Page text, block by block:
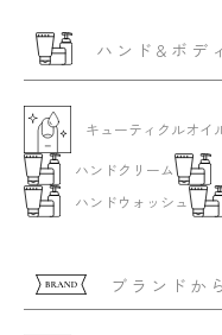
ハンド&ボデ
キューティクルオイ
ハンドクリーム
ハンドウォッシュ
ブランドか